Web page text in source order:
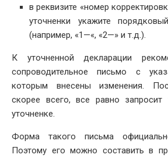
в реквизите «номер
уточненки укажите
(например, «1—«, «2—» и т.д.).
К уточненной декларации
сопроводительное письмо с
которым внесены изменения.
скорее всего, все равно
уточненке.
Форма такого письма
Поэтому его можно составить в